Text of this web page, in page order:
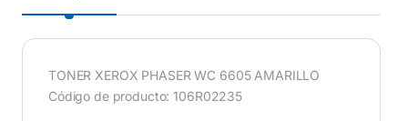
TONER XEROX PHASER WC 6605 AMARILLO
Código de producto: 106R02235